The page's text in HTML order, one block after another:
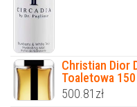
Christian Dior
Toaletowa
500.81 zł